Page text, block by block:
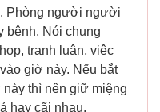
Phòng người người
bệnh. Nói chung
tranh luận, việc
giờ này. Nếu bắt
thì nên giữ miệng
hay cãi nhau.